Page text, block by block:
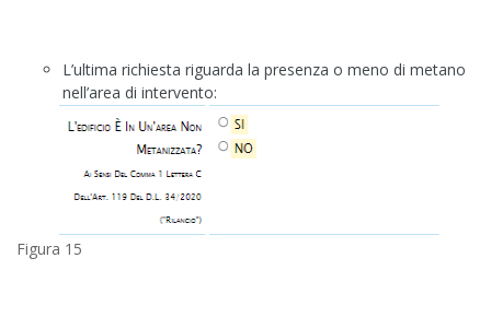
L’ultima richiesta riguarda la presenza o meno di metano
nell’area di intervento:
Figura 15